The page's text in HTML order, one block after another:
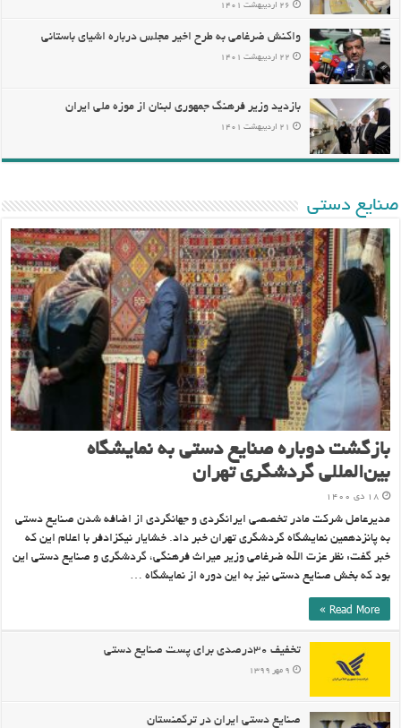
۲۶ اردیبهشت ۱۴۰۱
واکنش ضرغامی به طرح اخیر مجلس درباره اشیای باستانی
۲۲ اردیبهشت ۱۴۰۱
بازدید وزیر فرهنگ جمهوری لبنان از موزه ملی ایران
۲۱ اردیبهشت ۱۴۰۱
صنایع دستی
بازگشت دوباره صنایع دستی به نمایشگاه
بین‌المللی گردشگری تهران
۱۸ دی ۱۴۰۰
مدیرعامل شرکت مادر تخصصی ایرانگردی و جهانگردی از اضافه شدن صنایع دستی
به پانزدهمین نمایشگاه گردشگری تهران خبر داد. خشایار نیکزادفر با اعلام این که
خبر گفت: نظر عزت الله ضرغامی وزیر میراث فرهنگی، گردشگری و صنایع دستی این
بود که بخش صنایع دستی نیز به این دوره از نمایشگاه …
Read More »
تخفیف ۳۰درصدی برای پست صنایع دستی
۹ مهر ۱۳۹۹
صنایع دستی ایران در ترکمنستان